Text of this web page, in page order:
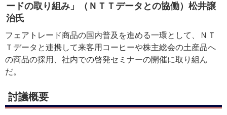
ードの取り組み」（ＮＴＴデータとの協働）松井譲
治氏
フェアトレード商品の国内普及を進める一環として、ＮＴ
Ｔデータと連携して来客用コーヒーや株主総会の土産品へ
の商品の採用、社内での啓発セミナーの開催に取り組ん
だ。
討議概要